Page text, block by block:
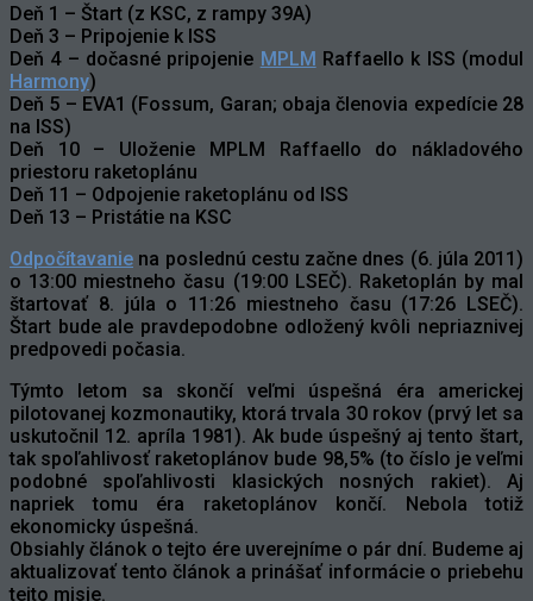
Deň 1 – Štart (z KSC, z rampy 39A)
Deň 3 – Pripojenie k ISS
Deň 4 – dočasné pripojenie MPLM Raffaello k ISS (modul
Harmony)
Deň 5 – EVA1 (Fossum, Garan; obaja členovia expedície 28
na ISS)
Deň 10 – Uloženie MPLM Raffaello do nákladového
priestoru raketoplánu
Deň 11 – Odpojenie raketoplánu od ISS
Deň 13 – Pristátie na KSC
Odpočítavanie na poslednú cestu začne dnes (6. júla 2011)
o 13:00 miestneho času (19:00 LSEČ). Raketoplán by mal
štartovať 8. júla o 11:26 miestneho času (17:26 LSEČ).
Štart bude ale pravdepodobne odložený kvôli nepriaznivej
predpovedi počasia.
Týmto letom sa skončí veľmi úspešná éra americkej
pilotovanej kozmonautiky, ktorá trvala 30 rokov (prvý let sa
uskutočnil 12. apríla 1981). Ak bude úspešný aj tento štart,
tak spoľahlivosť raketoplánov bude 98,5% (to číslo je veľmi
podobné spoľahlivosti klasických nosných rakiet). Aj
napriek tomu éra raketoplánov končí. Nebola totiž
ekonomicky úspešná.
Obsiahly článok o tejto ére uverejníme o pár dní. Budeme aj
aktualizovať tento článok a prinášať informácie o priebehu
tejto misie.